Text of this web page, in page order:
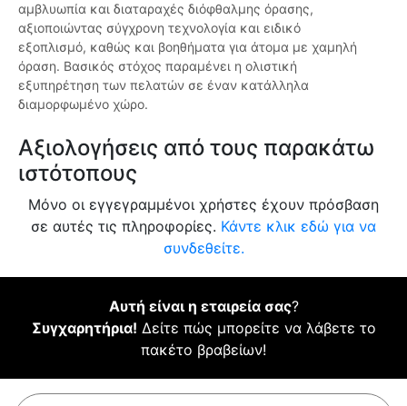
αμβλυωπία και διαταραχές διόφθαλμης όρασης,
αξιοποιώντας σύγχρονη τεχνολογία και ειδικό
εξοπλισμό, καθώς και βοηθήματα για άτομα με χαμηλή
όραση. Βασικός στόχος παραμένει η ολιστική
εξυπηρέτηση των πελατών σε έναν κατάλληλα
διαμορφωμένο χώρο.
Αξιολογήσεις από τους παρακάτω
ιστότοπους
Μόνο οι εγγεγραμμένοι χρήστες έχουν πρόσβαση
σε αυτές τις πληροφορίες. Κάντε κλικ εδώ για να
συνδεθείτε.
Αυτή είναι η εταιρεία σας?
Συγχαρητήρια! Δείτε πώς μπορείτε να λάβετε το
πακέτο βραβείων!